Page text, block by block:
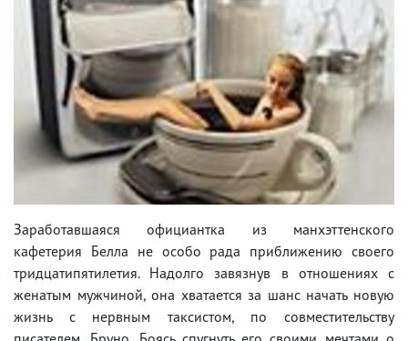
Заработавшаяся официантка из манхэттенского
кафетерия Белла не особо рада приближению своего
тридцатипятилетия. Надолго завязнув в отношениях с
женатым мужчиной, она хватается за шанс начать новую
жизнь с нервным таксистом, по совместительству